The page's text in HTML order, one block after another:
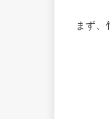
まず、